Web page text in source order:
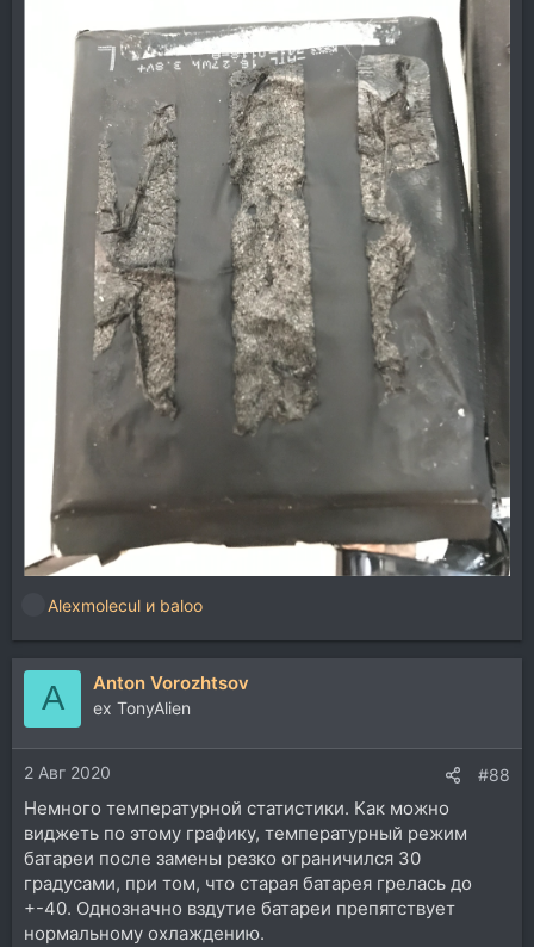
е
а
и
и
:
Alexmolecul и baloo
A Anton Vorozhtsov
ex TonyAlien
2 Авг 2020 #88
Немного температурной статистики. Как можно
виджеть по этому графику, температурный режим
батареи после замены резко ограничился 30
градусами, при том, что старая батарея грелась до
+-40. Однозначно вздутие батареи препятствует
нормальному охлаждению.